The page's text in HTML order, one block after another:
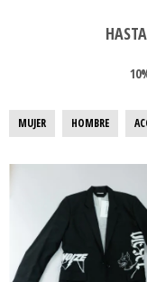
MUJER HOMBRE